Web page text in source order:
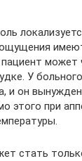
ощущения
может
У
и он
этого при
стать